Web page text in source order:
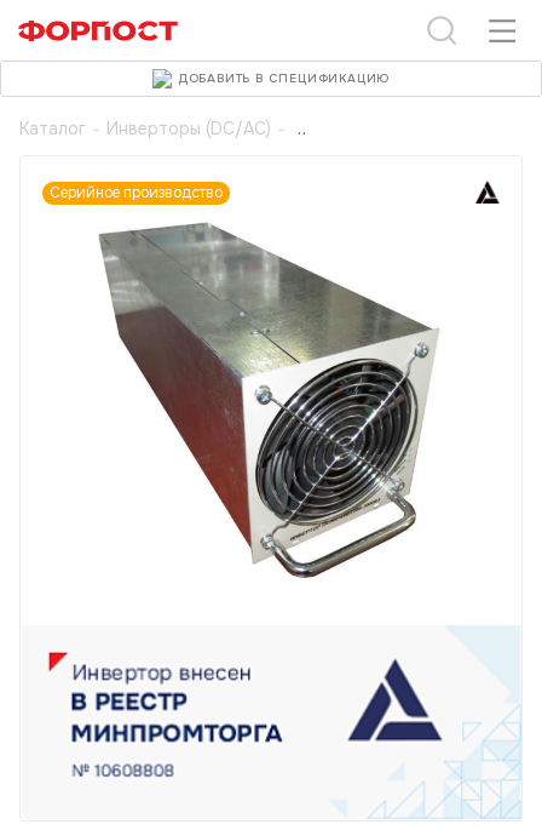
Каталог - Инверторы (DC/AC) -
Серийное производство
ДОБАВИТЬ В СПЕЦИФИКАЦИЮ